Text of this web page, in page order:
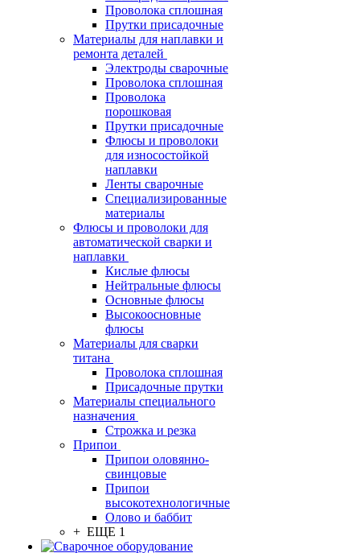
Проволока сплошная
Прутки присадочные
Материалы для наплавки и
ремонта деталей
Электроды сварочные
Проволока сплошная
Проволока
порошковая
Прутки присадочные
Флюсы и проволоки
для износостойкой
наплавки
Ленты сварочные
Специализированные
материалы
Флюсы и проволоки для
автоматической сварки и
наплавки
Кислые флюсы
Нейтральные флюсы
Основные флюсы
Высокоосновные
флюсы
Материалы для сварки
титана
Проволока сплошная
Присадочные прутки
Материалы специального
назначения
Строжка и резка
Припои
Припои оловянно-
свинцовые
Припои
высокотехнологичные
Олово и баббит
+ ЕЩЕ 1